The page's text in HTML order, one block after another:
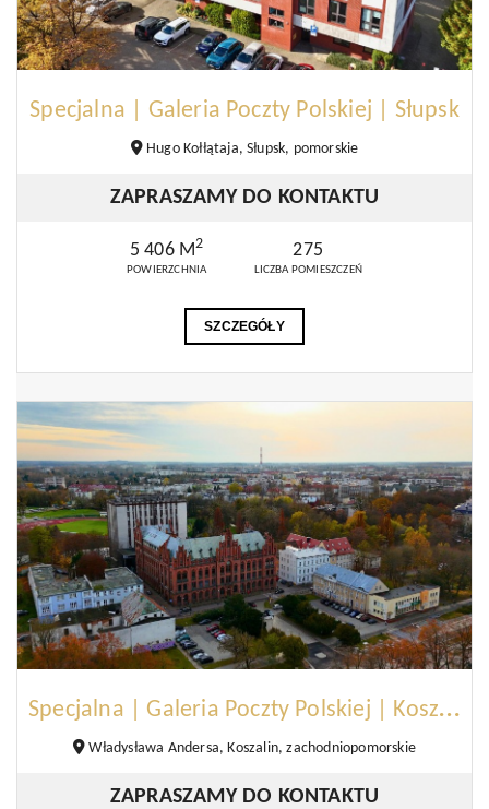
Specjalna | Galeria Poczty Polskiej | Słupsk
Hugo Kołłątaja, Słupsk, pomorskie
ZAPRASZAMY DO KONTAKTU
5 406 M2
POWIERZCHNIA
275
LICZBA POMIESZCZEŃ
SZCZEGÓŁY
S
pecjalna | Galeria Poczty Polskiej | Koszalin
Władysława Andersa, Koszalin, zachodniopomorskie
ZAPRASZAMY DO KONTAKTU